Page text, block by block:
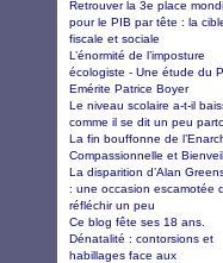
Retrouver la 3e place
pour le PIB par tête : la
fiscale et sociale
L’énormité de l’imposture
écologiste - Une étude du
Emérite Patrice Boyer
Le niveau scolaire a-t-il
comme il se dit un peu
La fin bouffonne de
Compassionnelle et
La disparition d’Alan
: une occasion escamotée
réfléchir un peu
Ce blog fête ses 18 ans.
Dénatalité : contorsions et
habillages face aux